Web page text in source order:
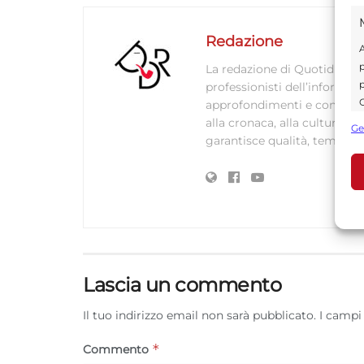
Redazione
La redazione di
professionisti
approfondimenti e
alla cronaca, alla cultura e
garantisce qualità,
Lascia un commento
Il tuo indirizzo email non sarà pubblicato. I
Commento *